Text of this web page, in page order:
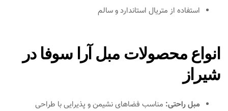
استفاده از متریال استاندارد و سالم
انواع محصولات مبل آرا سوفا در
شیراز
مبل راحتی: مناسب فضاهای نشیمن و پذیرایی با طراحی